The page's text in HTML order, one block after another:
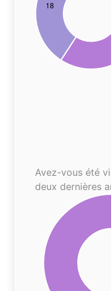
Avez-vous été
deux dernières